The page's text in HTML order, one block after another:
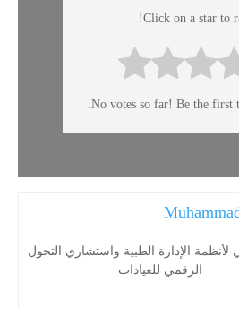
Click on a star to
No votes so far! Be the first
لأنظمة الإدارة الطبية واستشاري التحول
الرقمي للعيادات